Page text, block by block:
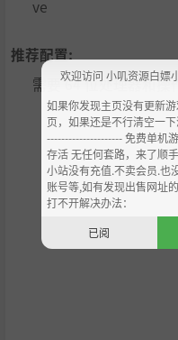
动作中逃出生天吧。
【审讯】利用收集到
市守护者的面前揭露
ve
推荐配置:
需要 64 位处理器和操
欢迎访问 小叽资源白嫖
如果你发现主页没有更新
页，如果还是不行清空一
--------------------- 免费单机
存活 无任何套路，来了顺
小站没有充值.不卖会员.也
账号等,如有发现出售网址
打不开解决办法：
已阅